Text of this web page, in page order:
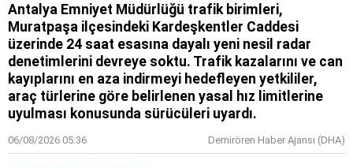
Antalya Emniyet Müdürlüğü trafik birimleri,
Muratpaşa ilçesindeki Kardeşkentler Caddesi
üzerinde 24 saat esasına dayalı yeni nesil radar
denetimlerini devreye soktu. Trafik kazalarını ve can
kayıplarını en aza indirmeyi hedefleyen yetkililer,
araç türlerine göre belirlenen yasal hız limitlerine
uyulması konusunda sürücüleri uyardı.
06/08/2026 05:36 Demirören Haber Ajansı (DHA)